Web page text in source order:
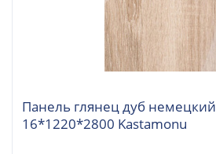
Панель глянец дуб немецкий Р313/654
16*1220*2800 Kastamonu